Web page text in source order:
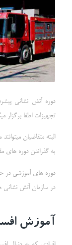
دوره آتش نشانی
تجهیزات اطفا برگزار
البته متقاضیان
به گذراندن دوره های
دوره های آموزشی در
در سازمان آتش نشانی
آموزش